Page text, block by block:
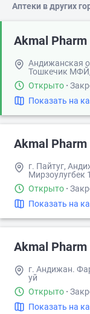
Аптеки в других
Akmal Pharm
Андижанская
Тошкечик МФЙ,
Открыто ·
Показать на
Akmal Pharm
г. Пайтуг,
Мирзоулугбек
Открыто ·
Показать на
Akmal Pharm
г. Андижан.
уй
Открыто ·
Показать на